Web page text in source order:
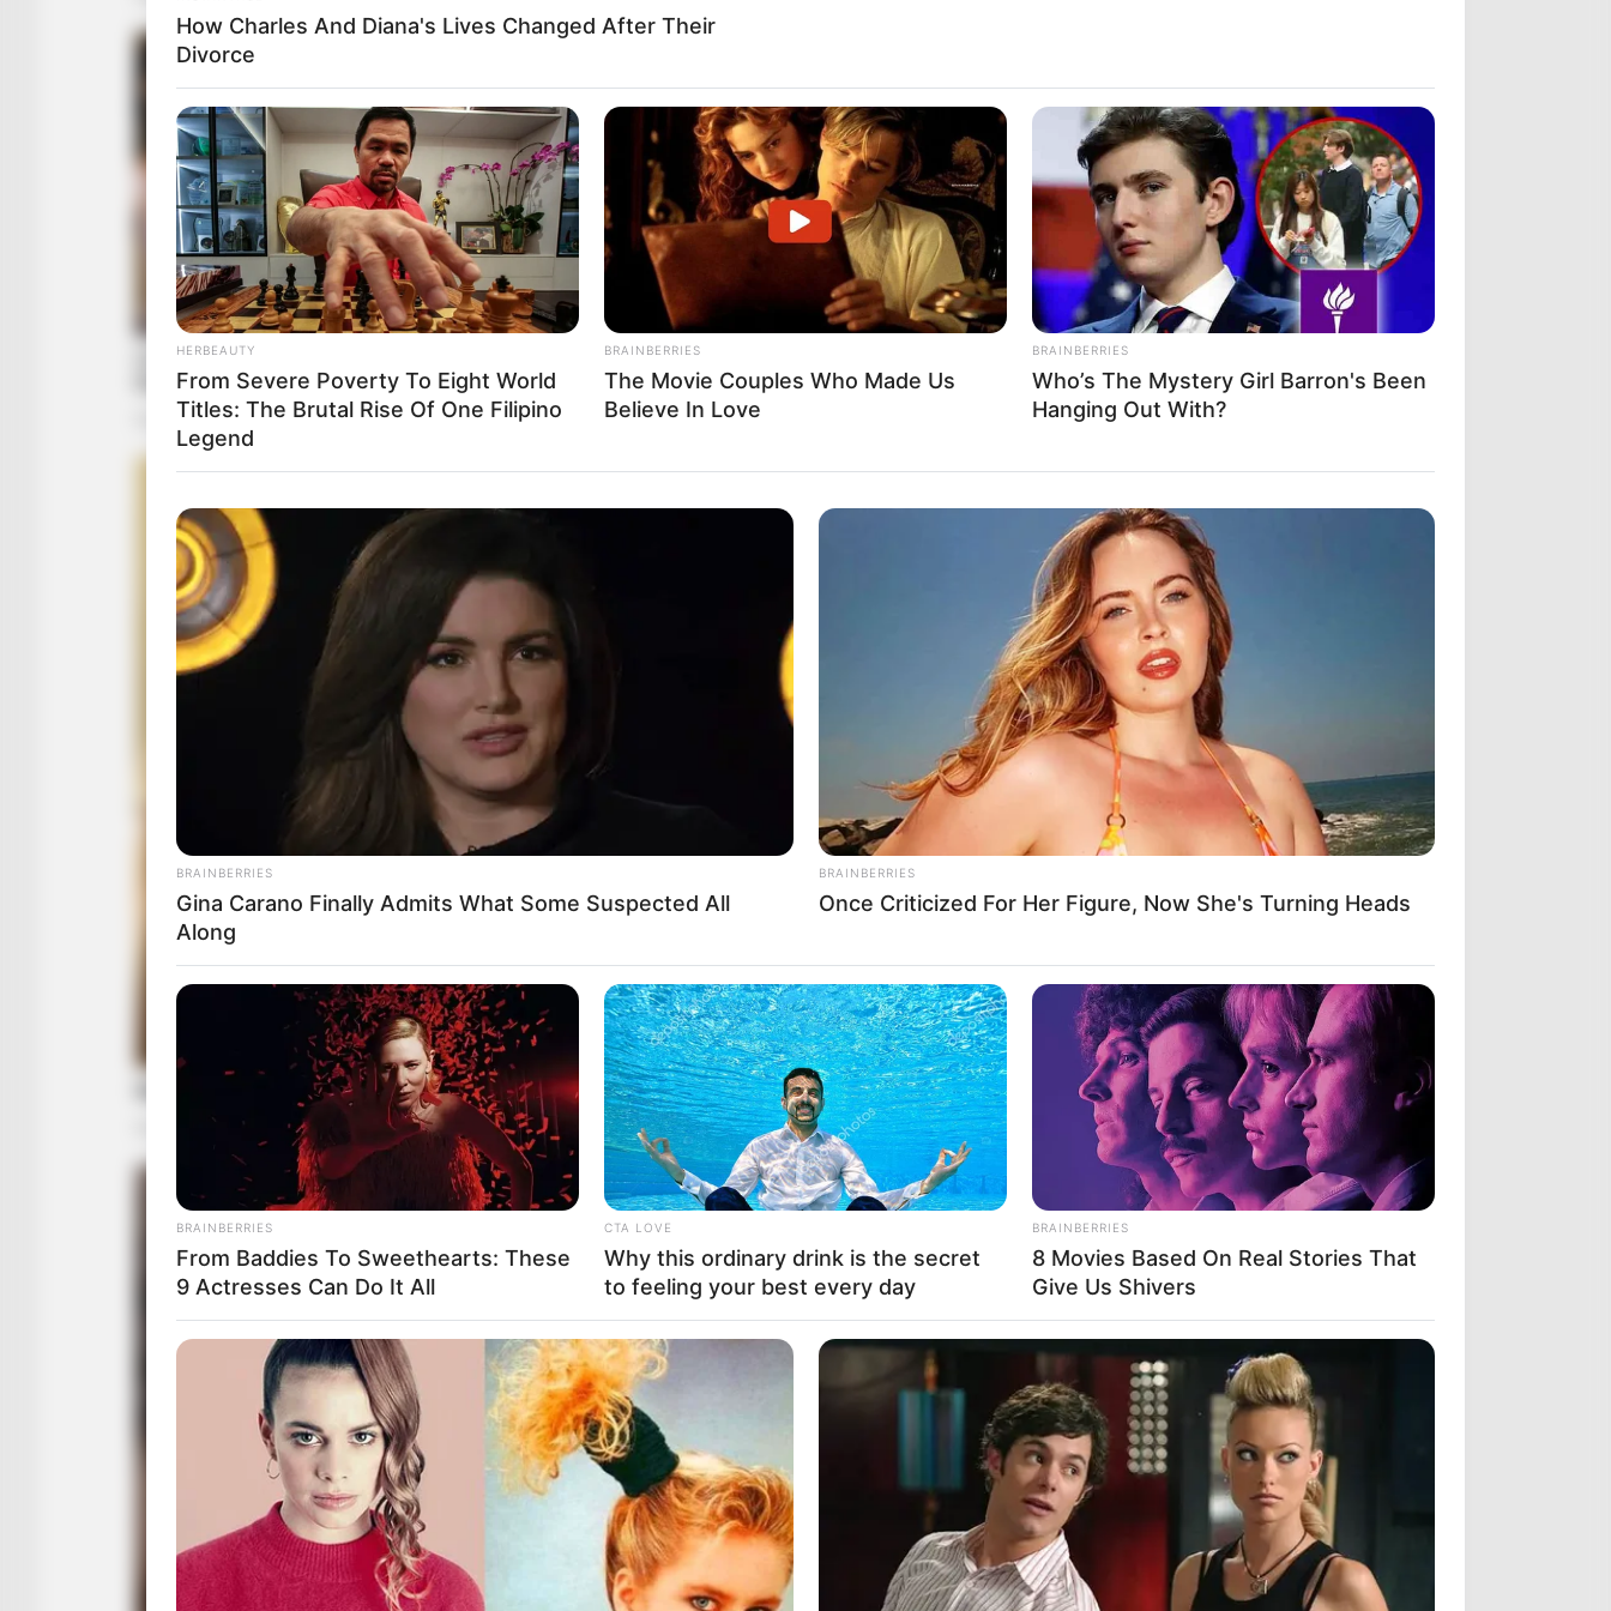
How Charles And Diana's Lives Changed After Their
Divorce
HERBEAUTY
From Severe Poverty To Eight World
Titles: The Brutal Rise Of One Filipino
Legend
BRAINBERRIES
The Movie Couples Who Made Us
Believe In Love
BRAINBERRIES
Who’s The Mystery Girl Barron's Been
Hanging Out With?
BRAINBERRIES
Gina Carano Finally Admits What Some Suspected All
Along
BRAINBERRIES
Once Criticized For Her Figure, Now She's Turning Heads
BRAINBERRIES
From Baddies To Sweethearts: These
9 Actresses Can Do It All
CTA LOVE
Why this ordinary drink is the secret
to feeling your best every day
BRAINBERRIES
8 Movies Based On Real Stories That
Give Us Shivers